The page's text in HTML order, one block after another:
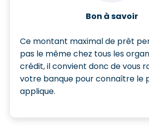
Bon à savoir
Ce montant maximal de prêt
pas le même chez tous les
crédit, il convient donc de vous
votre banque pour connaître le
applique.